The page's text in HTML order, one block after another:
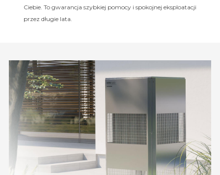
Ciebie. To gwarancja szybkiej pomocy i spokojnej eksploatacji
przez długie lata.